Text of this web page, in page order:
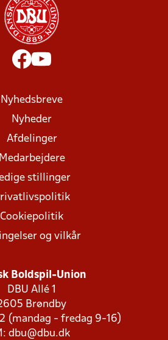
Nyhedsbreve
Nyheder
Afdelinger
Medarbejdere
stillinger
Cookiepolitik
og vilkår
Boldspil-Union
DBU Allé 1
Brøndby
(mandag - fredag 9-16)
dbu@dbu.dk